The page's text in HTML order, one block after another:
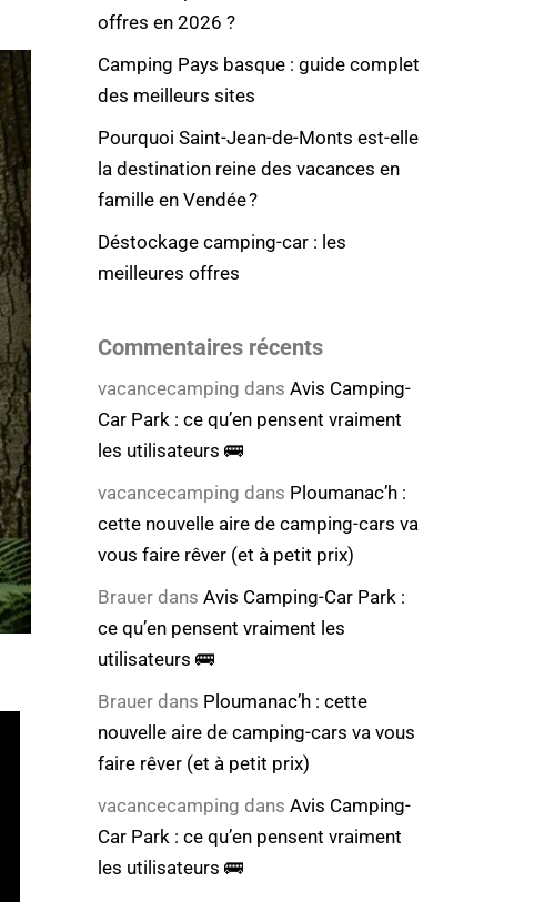
offres en 2026 ?
Camping Pays basque : guide complet
des meilleurs sites
Pourquoi Saint-Jean-de-Monts est-elle
la destination reine des vacances en
famille en Vendée ?
Déstockage camping-car : les
meilleures offres
Commentaires récents
vacancecamping dans Avis Camping-
Car Park : ce qu’en pensent vraiment
les utilisateurs 🚌
vacancecamping dans Ploumanac’h :
cette nouvelle aire de camping-cars va
vous faire rêver (et à petit prix)
Brauer dans Avis Camping-Car Park :
ce qu’en pensent vraiment les
utilisateurs 🚌
Brauer dans Ploumanac’h : cette
nouvelle aire de camping-cars va vous
faire rêver (et à petit prix)
vacancecamping dans Avis Camping-
Car Park : ce qu’en pensent vraiment
les utilisateurs 🚌